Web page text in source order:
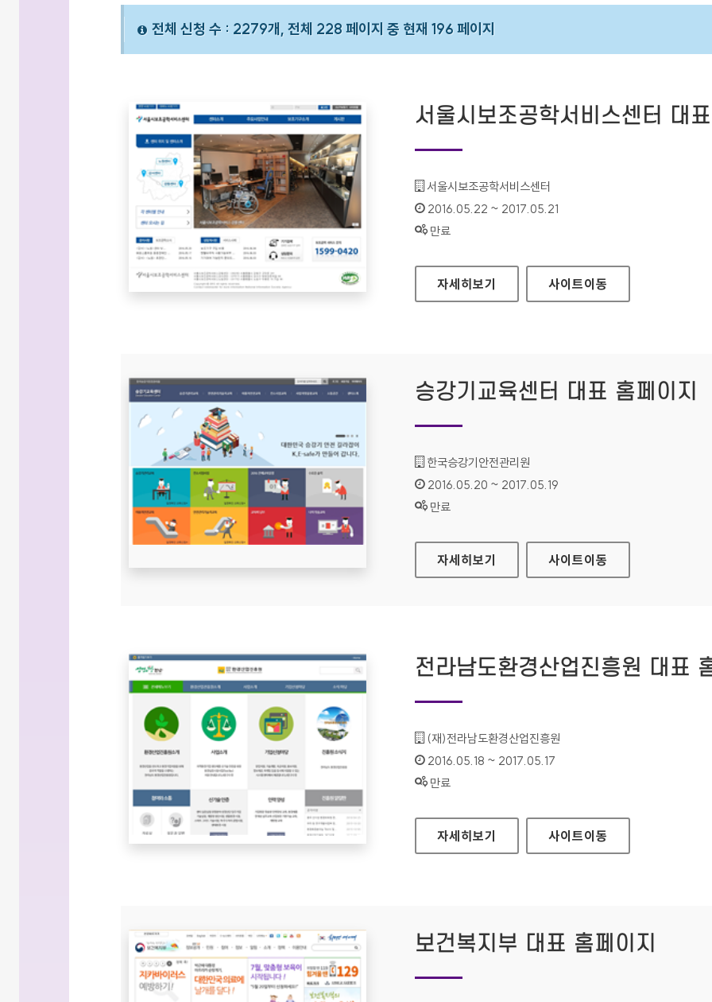
전체 신청 수 : 2279개, 전체 228 페이지 중 현재 196 페이지
서울시보조공학서비스센터 대
기관명 :
서울시보조공학서비스센터
인증기간 :
2016.05.22 ~ 2017.05.21
상태 :
만료
서울시보조공학서비스센터 대표 홈페이지
자세히보기 사이트이동
승강기교육센터 대표 홈페이지
기관명 :
한국승강기안전관리원
인증기간 :
2016.05.20 ~ 2017.05.19
상태 :
만료
승강기교육센터 대표 홈페이지
자세히보기 사이트이동
전라남도환경산업진흥원 대표
기관명 :
(재)전라남도환경산업진흥원
인증기간 :
2016.05.18 ~ 2017.05.17
상태 :
만료
전라남도환경산업진흥원 대표 홈페이지
자세히보기 사이트이동
보건복지부 대표 홈페이지